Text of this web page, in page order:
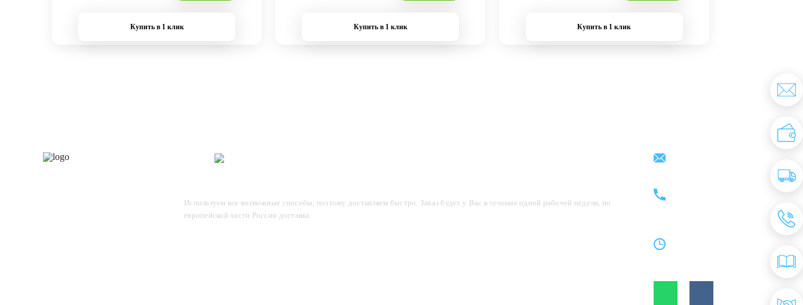
Купить в 1 клик Купить в 1 клик Купить в 1 клик
Используем все возможные способы, поэтому доставляем быстро. Заказ будет у Вас в течение одной рабочей недели, по
европейской части России доставка